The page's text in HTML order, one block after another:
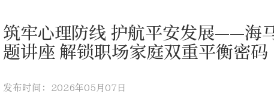
筑牢心理防线 护航平安发展——海
题讲座 解锁职场家庭双重平衡密码
发布时间：2026年05月07日